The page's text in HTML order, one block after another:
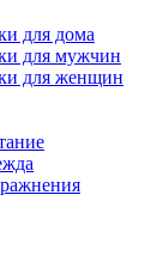
для дома
для мужчин
для женщин